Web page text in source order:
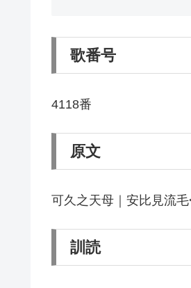
歌番号
4118番
原文
可久之天母｜安比見流
訓読